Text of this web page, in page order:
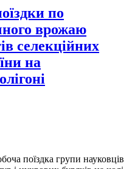
по
врожаю
селекційних
на
поїздка групи науковців